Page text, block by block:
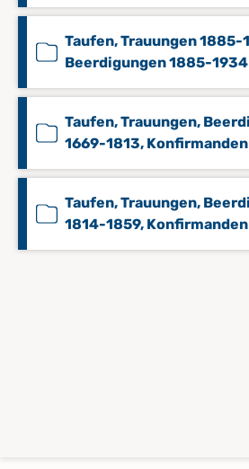
Taufen, Trauungen 1885-
Beerdigungen 1885-1934
Taufen, Trauungen,
1669-1813,
Taufen, Trauungen,
1814-1859,